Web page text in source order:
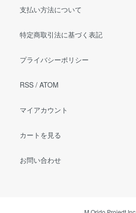
支払い方法について
特定商取引法に基づく表記
プライバシーポリシー
RSS / ATOM
マイアカウント
カートを見る
お問い合わせ